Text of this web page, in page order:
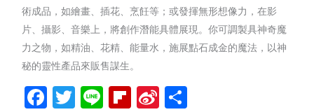
術成品，如繪畫、插花、烹飪等；或發揮無形想像力，在影
片、攝影、音樂上，將創作潛能具體展現。你可調製具神奇魔
力之物，如精油、花精、能量水，施展點石成金的魔法，以神
秘的靈性產品來販售謀生。
Facebook
Twitter
LineFlipboard
Sina